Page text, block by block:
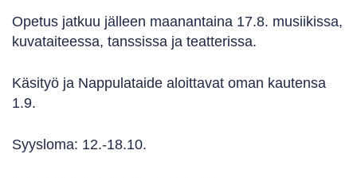
Opetus jatkuu jälleen maanantaina 17.8. musiikissa,
kuvataiteessa, tanssissa ja teatterissa.
Käsityö ja Nappulataide aloittavat oman kautensa
1.9.
Syysloma: 12.-18.10.